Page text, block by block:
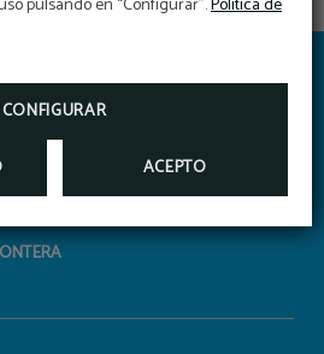
CONFIGURAR
ACEPTO
desayuno
DE NUESTRO EXQUISITO DESAYUNO-
CON GRAN VARIEDAD DE PRODUCTOS